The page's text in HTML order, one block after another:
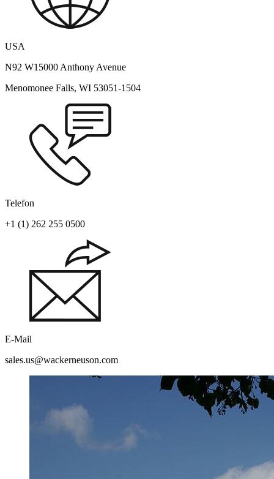
USA
N92 W15000 Anthony Avenue
Menomonee Falls, WI 53051-1504
Telefon
+1 (1) 262 255 0500
E-Mail
sales.us@wackerneuson.com